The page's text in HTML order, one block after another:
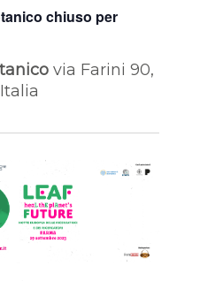
chiuso per
via Farini 90,